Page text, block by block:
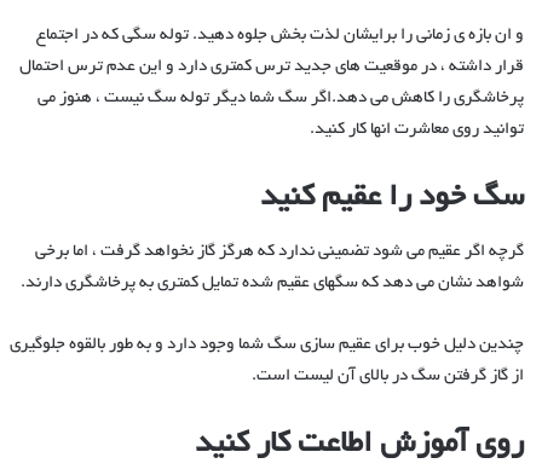
و ان بازه ی زمانی را برایشان لذت بخش جلوه دهید. توله سگی که در اجتماع
قرار داشته ، در موقعیت های جدید ترس کمتری دارد و این عدم ترس احتمال
پرخاشگری را کاهش می دهد.اگر سگ شما دیگر توله سگ نیست ، هنوز می
توانید روی معاشرت انها کار کنید.
سگ خود را عقیم کنید
گرچه اگر عقیم می شود تضمینی ندارد که هرگز گاز نخواهد گرفت ، اما برخی
شواهد نشان می دهد که سگهای عقیم شده تمایل کمتری به پرخاشگری دارند.
چندین دلیل خوب برای عقیم سازی سگ شما وجود دارد و به طور بالقوه جلوگیری
از گاز گرفتن سگ در بالای آن لیست است.
روی آموزش اطاعت کار کنید